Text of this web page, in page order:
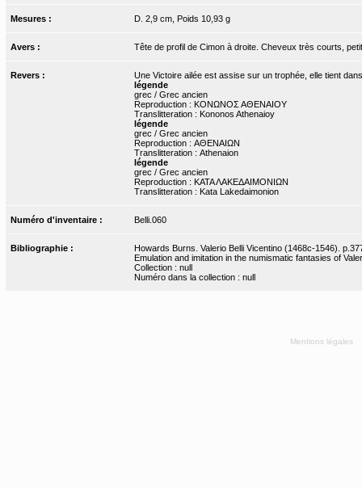
Mesures : D. 2,9 cm, Poids 10,93 g
Avers : Tête de profil de Cimon à droite. Cheveux très courts,
Revers :
Une Victoire ailée est assise sur un trophée, elle tient
légende
grec / Grec ancien
Reproduction : ΚΟΝΩΝΟΣ ΑΘΕΝΑΙΟΥ
Translitteration : Kononos Athenaioy
légende
grec / Grec ancien
Reproduction : ΑΘΕΝΑΙΩΝ
Translitteration : Athenaion
légende
grec / Grec ancien
Reproduction : ΚΑΤΑ ΛΑΚΕΔΑΙΜΟΝΙΩΝ
Translitteration : Kata Lakedaimonion
Numéro d'inventaire : Belli.060
Bibliographie :
Howards Burns. Valerio Belli Vicentino (1468c-1546).
Emulation and imitation in the numismatic fantasies of
Collection : null
Numéro dans la collection : null
Mentions légales